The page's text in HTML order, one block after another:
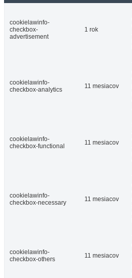
cookielawinfo-
checkbox-
advertisement
1 rok
cookielawinfo-
checkbox-analytics
11 mesiacov
cookielawinfo-
checkbox-functional
11 mesiacov
cookielawinfo-
checkbox-necessary
11 mesiacov
cookielawinfo-
checkbox-others
11 mesiacov